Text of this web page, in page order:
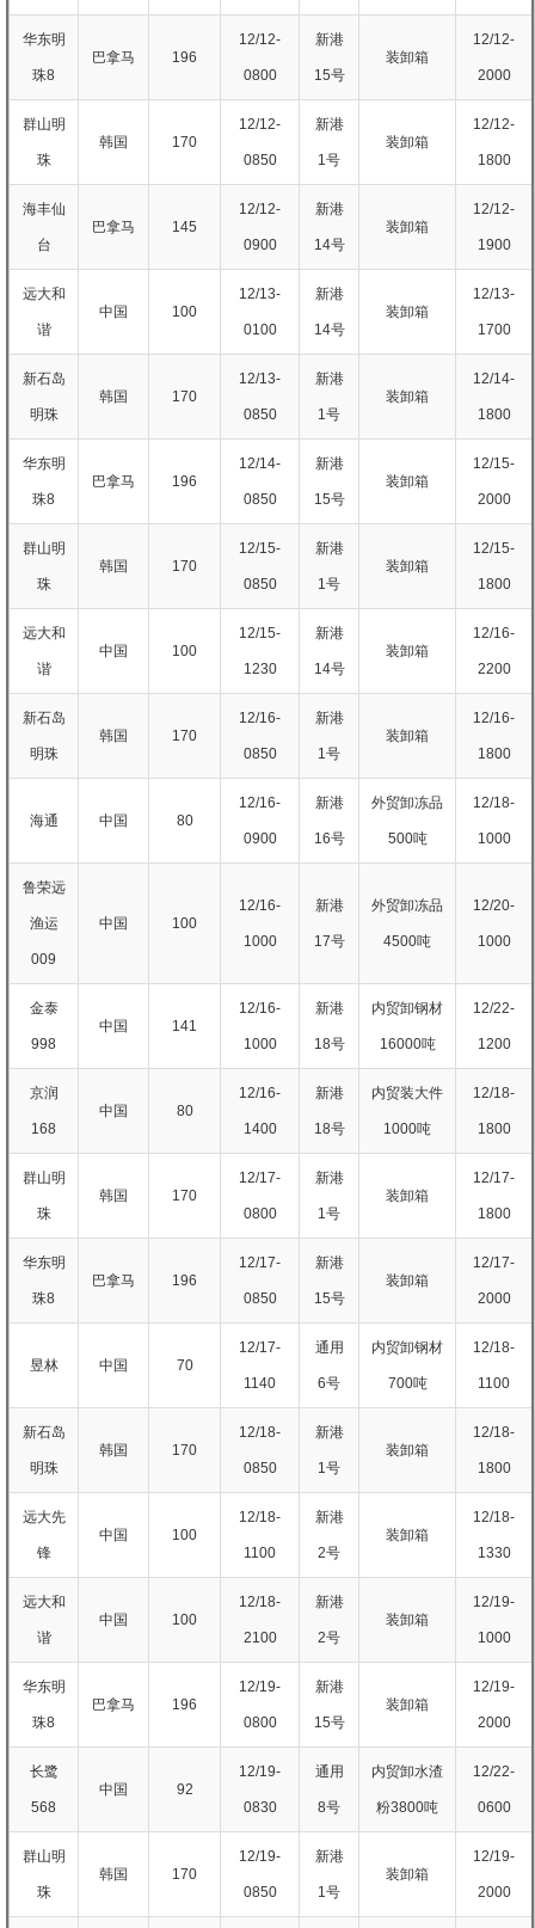
华东明
珠8
巴拿马 196
12/12-
0800
新港
15号
装卸箱
12/12-
2000
群山明
珠
韩国 170
12/12-
0850
新港
1号
装卸箱
12/12-
1800
海丰仙
台
巴拿马 145
12/12-
0900
新港
14号
装卸箱
12/12-
1900
远大和
谐
中国 100
12/13-
0100
新港
14号
装卸箱
12/13-
1700
新石岛
明珠
韩国 170
12/13-
0850
新港
1号
装卸箱
12/14-
1800
华东明
珠8
巴拿马 196
12/14-
0850
新港
15号
装卸箱
12/15-
2000
群山明
珠
韩国 170
12/15-
0850
新港
1号
装卸箱
12/15-
1800
远大和
谐
中国 100
12/15-
1230
新港
14号
装卸箱
12/16-
2200
新石岛
明珠
韩国 170
12/16-
0850
新港
1号
装卸箱
12/16-
1800
海通 中国 80
12/16-
0900
新港
16号
外贸卸冻品
500吨
12/18-
1000
鲁荣远
渔运
009
中国 100
12/16-
1000
新港
17号
外贸卸冻品
4500吨
12/20-
1000
金泰
998
中国 141
12/16-
1000
新港
18号
内贸卸钢材
16000吨
12/22-
1200
京润
168
中国 80
12/16-
1400
新港
18号
内贸装大件
1000吨
12/18-
1800
群山明
珠
韩国 170
12/17-
0800
新港
1号
装卸箱
12/17-
1800
华东明
珠8
巴拿马 196
12/17-
0850
新港
15号
装卸箱
12/17-
2000
昱林 中国 70
12/17-
1140
通用
6号
内贸卸钢材
700吨
12/18-
1100
新石岛
明珠
韩国 170
12/18-
0850
新港
1号
装卸箱
12/18-
1800
远大先
锋
中国 100
12/18-
1100
新港
2号
装卸箱
12/18-
1330
远大和
谐
中国 100
12/18-
2100
新港
2号
装卸箱
12/19-
1000
华东明
珠8
巴拿马 196
12/19-
0800
新港
15号
装卸箱
12/19-
2000
长鹭
568
中国 92
12/19-
0830
通用
8号
内贸卸水渣
粉3800吨
12/22-
0600
群山明
珠
韩国 170
12/19-
0850
新港
1号
装卸箱
12/19-
2000